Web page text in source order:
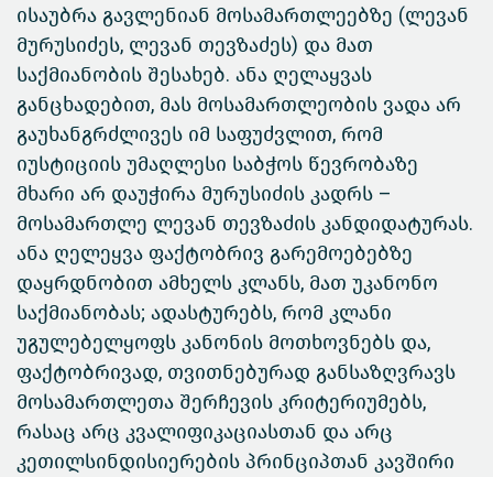
ისაუბრა გავლენიან მოსამართლეებზე (ლევან
მურუსიძეს, ლევან თევზაძეს) და მათ
საქმიანობის შესახებ. ანა ღელაყვას
განცხადებით, მას მოსამართლეობის ვადა არ
გაუხანგრძლივეს იმ საფუძვლით, რომ
იუსტიციის უმაღლესი საბჭოს წევრობაზე
მხარი არ დაუჭირა მურუსიძის კადრს –
მოსამართლე ლევან თევზაძის კანდიდატურას.
ანა ღელეყვა ფაქტობრივ გარემოებებზე
დაყრდნობით ამხელს კლანს, მათ უკანონო
საქმიანობას; ადასტურებს, რომ კლანი
უგულებელყოფს კანონის მოთხოვნებს და,
ფაქტობრივად, თვითნებურად განსაზღვრავს
მოსამართლეთა შერჩევის კრიტერიუმებს,
რასაც არც კვალიფიკაციასთან და არც
კეთილსინდისიერების პრინციპთან კავშირი